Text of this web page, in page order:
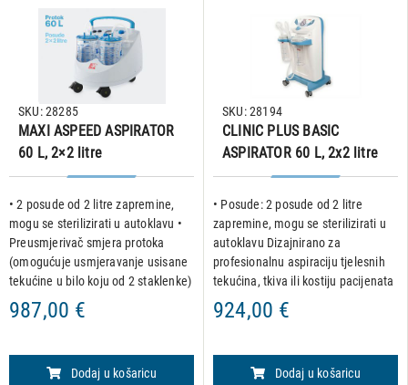
MAXI ASPEED ASPIRATOR
60 L, 2×2 litre
• 2 posude od 2 litre zapremine,
mogu se sterilizirati u autoklavu •
Preusmjerivač smjera protoka
(omogućuje usmjeravanje usisane
tekućine u bilo koju od 2 staklenke)
Kirurški model za aspiraciju
tjelesnih tekućina u operacijskim
SKU: 28285
987,00 €
Dodaj u košaricu
CLINIC PLUS BASIC
ASPIRATOR 60 L, 2x2 litre
• Posude: 2 posude od 2 litre
zapremine, mogu se sterilizirati u
autoklavu Dizajnirano za
profesionalnu aspiraciju tjelesnih
tekućina, tkiva ili kostiju pacijenata
tijekom ili nakon operacije. Klipne
pumpe bez ulja i održavanja
SKU: 28194
924,00 €
Dodaj u košaricu